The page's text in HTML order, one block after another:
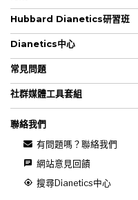
Hubbard Dianetics研習班
Dianetics中心
常見問題
社群媒體工具套組
聯絡我們
有問題嗎？聯絡我們
網站意見回饋
搜尋Dianetics中心